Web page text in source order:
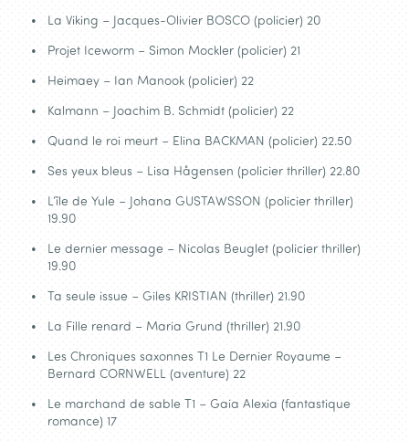
La Viking – Jacques-Olivier BOSCO (policier) 20
Projet Iceworm – Simon Mockler (policier) 21
Heimaey – Ian Manook (policier) 22
Kalmann – Joachim B. Schmidt (policier) 22
Quand le roi meurt – Elina BACKMAN (policier) 22.50
Ses yeux bleus – Lisa Hågensen (policier thriller) 22.80
L’île de Yule – Johana GUSTAWSSON (policier thriller)
19.90
Le dernier message – Nicolas Beuglet (policier thriller)
19.90
Ta seule issue – Giles KRISTIAN (thriller) 21.90
La Fille renard – Maria Grund (thriller) 21.90
Les Chroniques saxonnes T1 Le Dernier Royaume –
Bernard CORNWELL (aventure) 22
Le marchand de sable T1 – Gaia Alexia (fantastique
romance) 17